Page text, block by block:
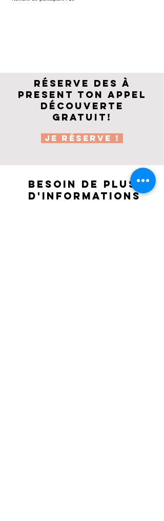
Réserve des à
present ton appel
découverte
gratuit!
Je réserve !
Besoin de plus
d'informations